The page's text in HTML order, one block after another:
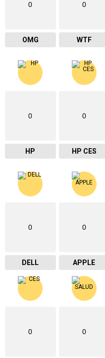
0
OMG
0
WTF
0
HP
0
HP CES
0
DELL
0
APPLE
0 0